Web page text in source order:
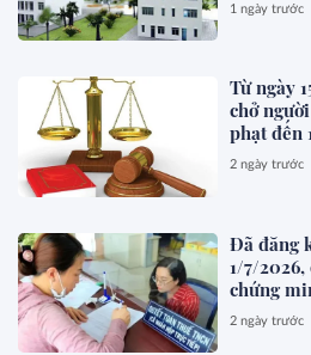
1 ngày trước
Từ ngày
chở
phạt đến
2 ngày trước
Đã đăng
1/7/2026,
chứng
2 ngày trước